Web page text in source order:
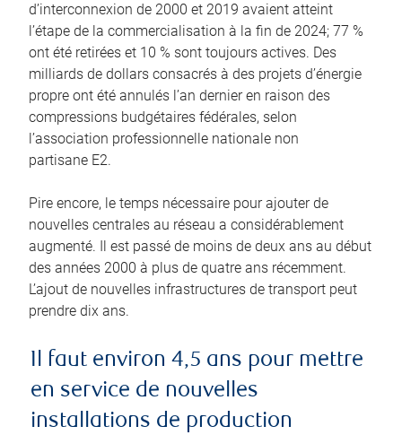
d’interconnexion de 2000 et 2019 avaient atteint
l’étape de la commercialisation à la fin de 2024; 77 %
ont été retirées et 10 % sont toujours actives. Des
milliards de dollars consacrés à des projets d’énergie
propre ont été annulés l’an dernier en raison des
compressions budgétaires fédérales, selon
l’association professionnelle nationale non
partisane E2.
Pire encore, le temps nécessaire pour ajouter de
nouvelles centrales au réseau a considérablement
augmenté. Il est passé de moins de deux ans au début
des années 2000 à plus de quatre ans récemment.
L’ajout de nouvelles infrastructures de transport peut
prendre dix ans.
Il faut environ 4,5 ans pour mettre
en service de nouvelles
installations de production